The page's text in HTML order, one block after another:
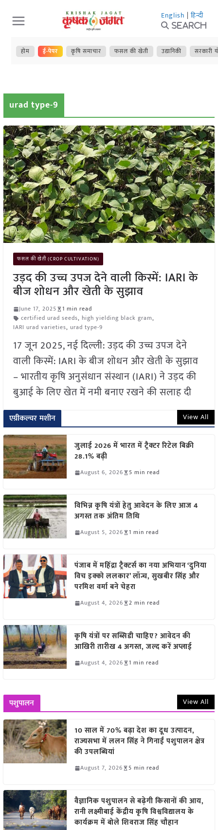
Skip
to
content
English | हिन्दी
Search
होम ई-पेपर कृषि समाचार फसल की खेती उद्यानिकी सरकारी
urad type-9
फसल की खेती (CROP CULTIVATION)
उड़द की उच्च उपज देने वाली किस्में: IARI के
बीज शोधन और खेती के सुझाव
June 17, 2025
1 min read
certified urad seeds, high yielding black gram,
IARI urad varieties, urad type-9
17 जून 2025, नई दिल्ली: उड़द की उच्च उपज देने
वाली किस्में: IARI के बीज शोधन और खेती के सुझाव
– भारतीय कृषि अनुसंधान संस्थान (IARI) ने उड़द की
बुआई के लिए खेत में नमी बनाए रखने की सलाह दी
एग्रीकल्चर मशीन View All
जुलाई 2026 में भारत में ट्रैक्टर रिटेल बिक्री
28.1% बढ़ी
August 6, 2026 5 min read
विभिन्न कृषि यंत्रों हेतु आवेदन के लिए आज 4
अगस्त तक अंतिम तिथि
August 5, 2026 1 min read
पंजाब में महिंद्रा ट्रैक्टर्स का नया अभियान ‘दुनिया
विच इक्को ललकार’ लॉन्च, सुखबीर सिंह और
परमिश वर्मा बने चेहरा
August 4, 2026 2 min read
कृषि यंत्रों पर सब्सिडी चाहिए? आवेदन की
आखिरी तारीख 4 अगस्त, जल्द करें अप्लाई
August 4, 2026 1 min read
पशुपालन View All
10 साल में 70% बढ़ा देश का दूध उत्पादन,
राज्यसभा में ललन सिंह ने गिनाईं पशुपालन क्षेत्र
की उपलब्धियां
August 7, 2026 5 min read
वैज्ञानिक पशुपालन से बढ़ेगी किसानों की आय,
रानी लक्ष्मीबाई केंद्रीय कृषि विश्वविद्यालय के
कार्यक्रम में बोले शिवराज सिंह चौहान